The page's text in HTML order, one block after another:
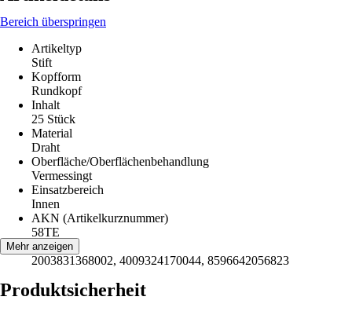
Bereich überspringen
Artikeltyp
Stift
Kopfform
Rundkopf
Inhalt
25 Stück
Material
Draht
Oberfläche/Oberflächenbehandlung
Vermessingt
Einsatzbereich
Innen
AKN (Artikelkurznummer)
58TE
EAN
2003831368002, 4009324170044, 8596642056823
Mehr anzeigen
Produktsicherheit